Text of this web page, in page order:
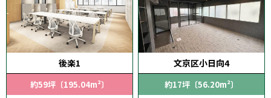
後楽1
約59坪〔195.04m²〕
文京区小日向4
約17坪〔56.20m²〕